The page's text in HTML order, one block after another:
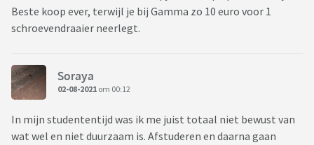
Beste koop ever, terwijl je bij Gamma zo 10 euro voor 1
schroevendraaier neerlegt.
Soraya
02-08-2021 om 00:12
In mijn studententijd was ik me juist totaal niet bewust van
wat wel en niet duurzaam is. Afstuderen en daarna gaan